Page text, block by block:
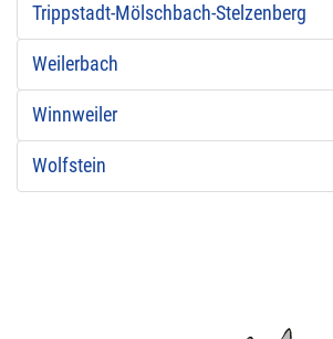
Trippstadt-Mölschbach-Stelzenberg
Weilerbach
Winnweiler
Wolfstein